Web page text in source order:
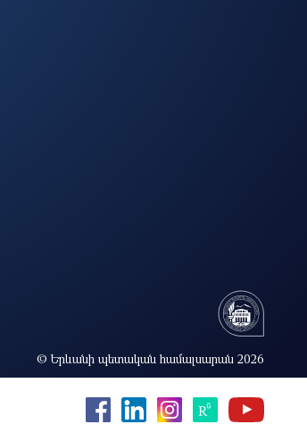
© Երևանի պետական համալսարան 2026